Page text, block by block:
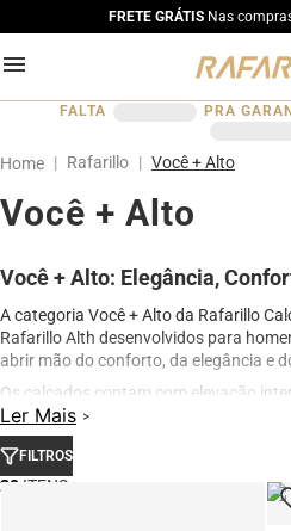
FRETE GRÁTIS Nas
FALTA PRA
Rafarillo Você + Alto
Você + Alto
Você + Alto: Elegância,
A categoria Você + Alto da Rafarillo
Rafarillo Alth desenvolvidos para
abrir mão do conforto, da elegância e
Os calçados contam com elevação
aumento de altura de forma discreta e
legítimo e com acabamento premium,
conforto para uso diário, além de
profissionais e casuais.
Na categoria Você + Alto, você
Ler Mais
FILTROS
20